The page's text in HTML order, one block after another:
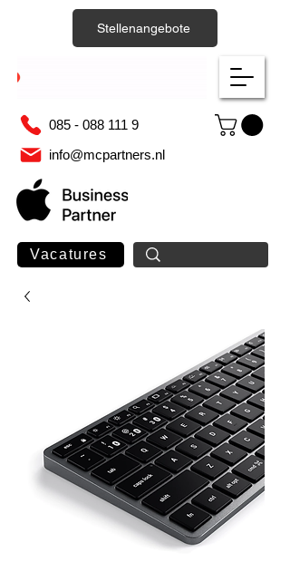
085 - 088 111 9
info@mcpartners.nl
Vacatures
Stellenangebote